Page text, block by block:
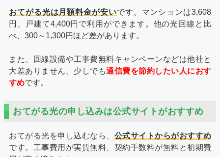
おてがる光は月額料金が安いです。マンションは3,608
円、戸建て4,400円で利用ができます。他の光回線と比
べ、300～1,300円ほど差があります。
また、回線設備や工事費無料キャンペーンなどは他社と
大差ありません。少しでも通信費を節約したい人におす
すめです。
おてがる光の申し込みは公式サイトがおすすめ
おてがる光を申し込むなら、 公式サイトからがおすすめ
です。工事費用が実質無料、契約手数料が無料と初期費